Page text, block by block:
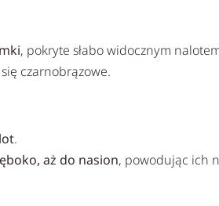
, pokryte słabo widocznym
czarnobrązowe.
.
aż do nasion, powodując ich